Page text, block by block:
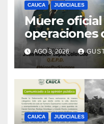
CAUCA JUDICIALES
Muere
operaciones
el sur del
AGO 3, 2026
CAUCA JUDICIALES